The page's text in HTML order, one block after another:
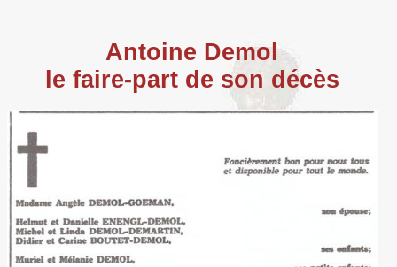
Antoine Demol
le faire-part de son décès